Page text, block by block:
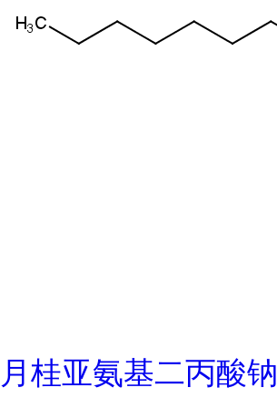
月桂亚氨基二丙酸钠